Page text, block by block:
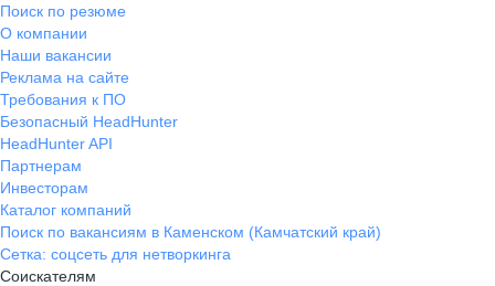
Поиск по резюме
О компании
Наши вакансии
Реклама на сайте
Требования к ПО
Безопасный HeadHunter
HeadHunter API
Партнерам
Инвесторам
Каталог компаний
Поиск по вакансиям в Каменском (Камчатский край)
Сетка: соцсеть для нетворкинга
Соискателям